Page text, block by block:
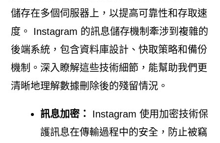
儲存在多個伺服器上，以提高可靠性和存取速
度。 Instagram 的訊息儲存機制牽涉到複雜的
後端系統，包含資料庫設計、快取策略和備份
機制。深入瞭解這些技術細節，能幫助我們更
清晰地理解數據刪除後的殘留情況。
訊息加密：
Instagram 使用加密技術保
護訊息在傳輸過程中的安全，防止被竊